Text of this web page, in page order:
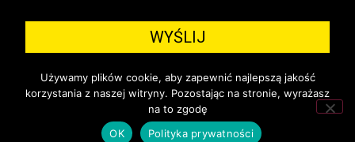
WYŚLIJ
REGULAMIN POLITYKA PRYWATNOŚCI
Używamy plików cookie, aby zapewnić najlepszą jakość
korzystania z naszej witryny. Pozostając na stronie, wyrażasz
na to zgodę
OK
Polityka prywatności